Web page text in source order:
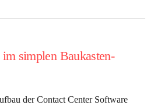
simplen Baukasten-
der Contact Center Software